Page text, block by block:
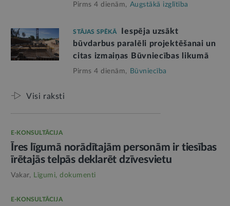
Pirms 4 dienām, Augstākā izglītība
STĀJAS SPĒKĀ
Iespēja uzsākt
būvdarbus paralēli projektēšanai un
citas izmaiņas Būvniecības likumā
Pirms 4 dienām, Būvniecība
Visi raksti
E-KONSULTĀCIJA
Īres līgumā norādītajām personām ir tiesības
īrētajās telpās deklarēt dzīvesvietu
Vakar, Līgumi, dokumenti
E-KONSULTĀCIJA